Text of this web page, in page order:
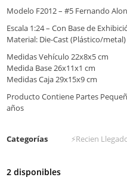
Modelo F2012 – #5 Fernando
Escala 1:24 – Con Base de
Material: Die-Cast (Plástico/
Medidas Vehículo 22x8x5 cm
Medida Base 26x11x1 cm
Medidas Caja 29x15x9 cm
Producto Contiene Partes
años
Categorías ⚡Recien
2 disponibles